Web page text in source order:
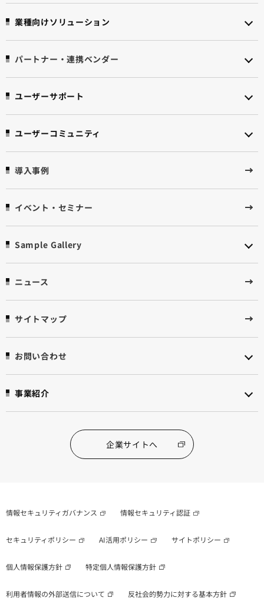
業種向けソリューション
パートナー・連携ベンダー
ユーザーサポート
ユーザーコミュニティ
導入事例
イベント・セミナー
Sample Gallery
ニュース
サイトマップ
お問い合わせ
事業紹介
企業サイトへ
情報セキュリティガバナンス 情報セキュリティ認証
セキュリティポリシー AI活用ポリシー サイトポリシー
個人情報保護方針 特定個人情報保護方針
利用者情報の外部送信について 反社会的勢力に対する基本方針